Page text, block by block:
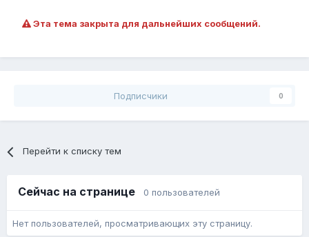
Эта тема закрыта для дальнейших сообщений.
Подписчики 0
Перейти к списку тем
Сейчас на странице 0 пользователей
Нет пользователей, просматривающих эту страницу.